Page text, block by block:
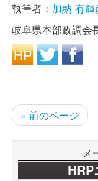
執筆者： 加納 有輝
岐阜県本部政調会
« 前のページ
メ